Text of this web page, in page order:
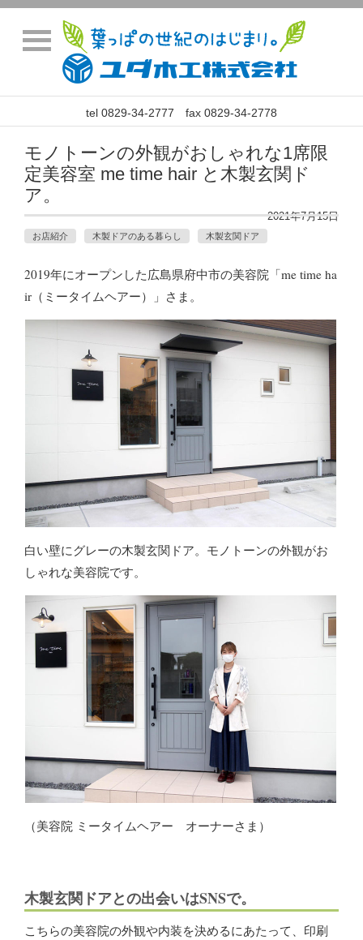
tel 0829-34-2777 fax 0829-34-2778
モノトーンの外観がおしゃれな1席限
定美容室 me time hair と木製玄関ド
ア。
2021年7月15日
お店紹介 木製ドアのある暮らし 木製玄関ドア
2019年にオープンした広島県府中市の美容院「me time ha
ir（ミータイムヘアー）」さま。
白い壁にグレーの木製玄関ドア。モノトーンの外観がお
しゃれな美容院です。
（美容院 ミータイムヘアー オーナーさま）
木製玄関ドアとの出会いはSNSで。
こちらの美容院の外観や内装を決めるにあたって、印刷